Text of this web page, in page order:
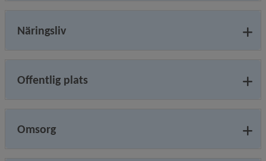
Näringsliv
Offentlig plats
Omsorg